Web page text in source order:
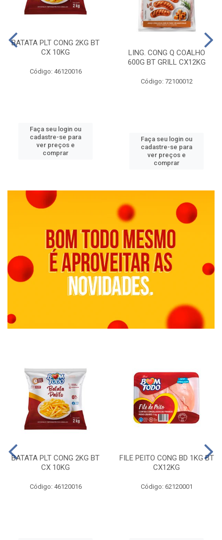
BATATA PLT CONG 2KG BT
CX 10KG
Código: 46120016
Faça seu login ou
cadastre-se para
ver preços e
comprar
LING. CONG Q COALHO
600G BT GRILL CX12KG
Código: 72100012
Faça seu login ou
cadastre-se para
ver preços e
comprar
BATATA PLT CONG 2KG BT
CX 10KG
Código: 46120016
FILE PEITO CONG BD 1KG BT
CX12KG
Código: 62120001